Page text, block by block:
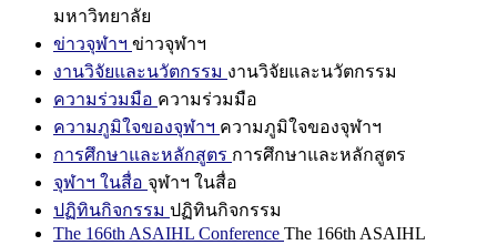
มหาวิทยาลัย
ข่าวจุฬาฯ ข่าวจุฬาฯ
งานวิจัยและนวัตกรรม งานวิจัยและนวัตกรรม
ความร่วมมือ ความร่วมมือ
ความภูมิใจของจุฬาฯ ความภูมิใจของจุฬาฯ
การศึกษาและหลักสูตร การศึกษาและหลักสูตร
จุฬาฯ ในสื่อ จุฬาฯ ในสื่อ
ปฏิทินกิจกรรม ปฏิทินกิจกรรม
The 166th ASAIHL Conference The 166th ASAIHL